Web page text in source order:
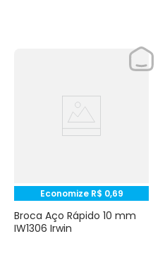
Economize R$ 0,69
Broca Aço Rápido 10 mm
IW1306 Irwin